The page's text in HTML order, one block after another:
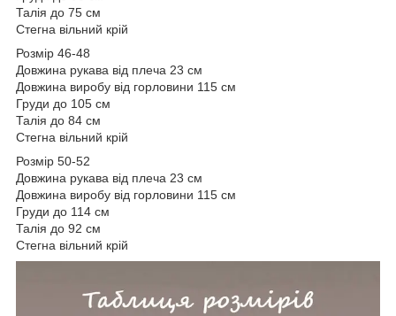
Талія до 75 см
Стегна вільний крій
Розмір 46-48
Довжина рукава від плеча 23 см
Довжина виробу від горловини 115 см
Груди до 105 см
Талія до 84 см
Стегна вільний крій
Розмір 50-52
Довжина рукава від плеча 23 см
Довжина виробу від горловини 115 см
Груди до 114 см
Талія до 92 см
Стегна вільний крій